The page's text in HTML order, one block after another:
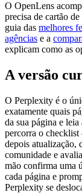
O OpenLens
precisa de cartão
guia das melhores
agências e a
explicam como as
A versão
O Perplexity é o
exatamente quais
da sua página e
percorra o
depois atualização,
comunidade e
mão confirma uma
cada página e
Perplexity se